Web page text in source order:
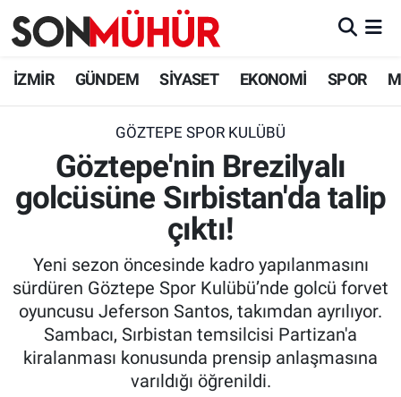
İZMİR GÜNDEM SİYASET EKONOMİ SPOR
GÖZTEPE SPOR KULÜBÜ
Göztepe'nin Brezilyalı
golcüsüne Sırbistan'da talip
çıktı!
Yeni sezon öncesinde kadro yapılanmasını
sürdüren Göztepe Spor Kulübü’nde golcü forvet
oyuncusu Jeferson Santos, takımdan ayrılıyor.
Sambacı, Sırbistan temsilcisi Partizan'a
kiralanması konusunda prensip anlaşmasına
varıldığı öğrenildi.
İzmir Nöbetçi Eczaneler
İzmir Namaz Vakitleri
İzmir Trafik Yoğunluk Haritası
Süper Lig Puan Durumu ve Fikstür
Tüm Manşetler
Son Dakika Haberleri
Haber Arşivi